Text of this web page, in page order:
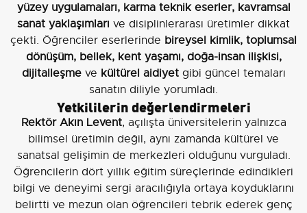
yüzey uygulamaları, karma teknik eserler, kavramsal
sanat yaklaşımları ve disiplinlerarası üretimler dikkat
çekti. Öğrenciler eserlerinde bireysel kimlik, toplumsal
dönüşüm, bellek, kent yaşamı, doğa-insan ilişkisi,
dijitalleşmeve kültürel aidiyetgibi güncel temaları
sanatın diliyle yorumladı.
Yetkililerin değerlendirmeleri
Rektör Akın Levent, açılışta üniversitelerin yalnızca
bilimsel üretimin değil, aynı zamanda kültürel ve
sanatsal gelişimin de merkezleri olduğunu vurguladı.
Öğrencilerin dört yıllık eğitim süreçlerinde edindikleri
bilgi ve deneyimi sergi aracılığıyla ortaya koyduklarını
belirtti ve mezun olan öğrencileri tebrik ederek genç